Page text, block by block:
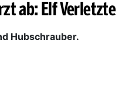
ab: Elf Verletzte
Hubschrauber.